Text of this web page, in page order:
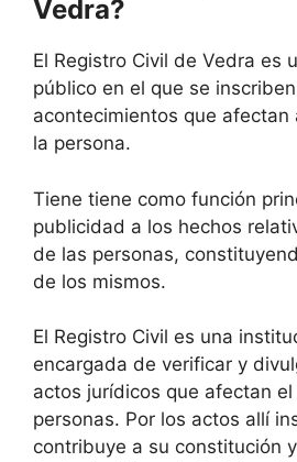
Vedra?
El Registro Civil de Vedra es
público en el que se
acontecimientos que afectan
la persona.
Tiene tiene como función
publicidad a los hechos
de las personas,
de los mismos.
El Registro Civil es una
encargada de verificar y
actos jurídicos que afectan
personas. Por los actos allí
contribuye a su constitución